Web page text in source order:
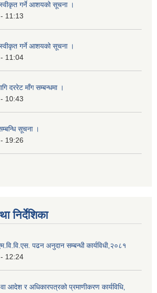
स्वीकृत गर्ने आशयको सूचना ।
11:13
स्वीकृत गर्ने आशयको सूचना ।
11:04
दररेट माँग सम्बन्धमा ।
10:43
सूचना ।
19:26
निर्देशिका
पढन अनुदान सम्बन्धी कार्यविधी,२०८१
12:24
वा आदेश र अधिकारपत्रको प्रमाणीकरण कार्यविधि,